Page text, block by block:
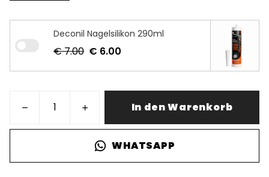
Deconil Nagelsilikon 290ml
€ 7.00 € 6.00
In den Warenkorb
WHATSAPP